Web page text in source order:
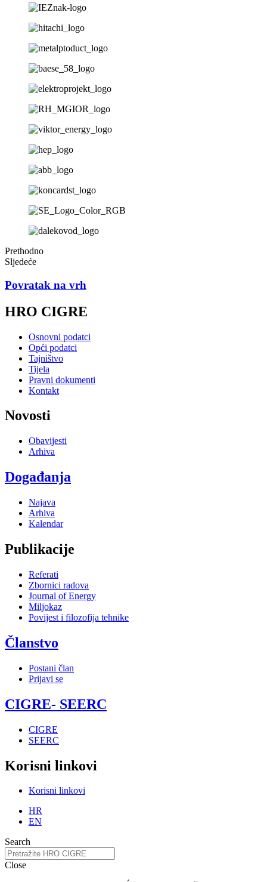
Prethodno
Sljedeće
Povratak na vrh
HRO CIGRE
Osnovni podatci
Opći podatci
Tajništvo
Tijela
Pravni dokumenti
Kontakt
Novosti
Obavijesti
Arhiva
Događanja
Najava
Arhiva
Kalendar
Publikacije
Referati
Zbornici radova
Journal of Energy
Miljokaz
Povijest i filozofija tehnike
Članstvo
Postani član
Prijavi se
CIGRE- SEERC
CIGRE
SEERC
Korisni linkovi
Korisni linkovi
HR
EN
Search
Close